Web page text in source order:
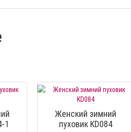
1
Женский зимний
пуховик KD084